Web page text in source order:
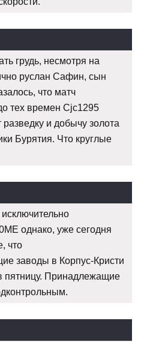
грудь, несмотря на
руслан Сафин, сын
что матч
тех времен Cjc1295
и добычу золота
Бурятия. Что круглые
однако, уже сегодня
что
заводы в Корпус-Кристи
пятницу. Принадлежащие